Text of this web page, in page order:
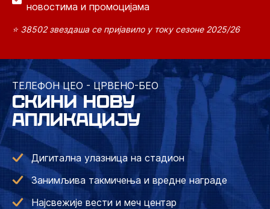
новостима и промоцијама
⭐ 38502 звездаша се пријавило у току сезоне 2025/26
ТЕЛЕФОН ЦЕО - ЦРВЕНО-БЕО
СКИНИ НОВУ
АПЛИКАЦИЈУ
Дигитална улазница на стадион
Занимљива такмичења и вредне награде
Најсвежије вести и меч центар